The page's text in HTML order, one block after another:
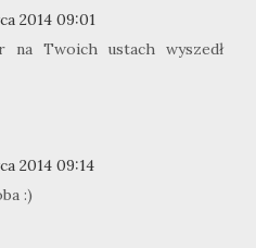
2014 09:01
Twoich ustach wyszedł
2014 09:14
:)